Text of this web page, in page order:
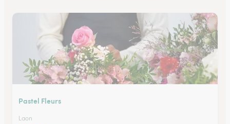
Pastel Fleurs
Laon